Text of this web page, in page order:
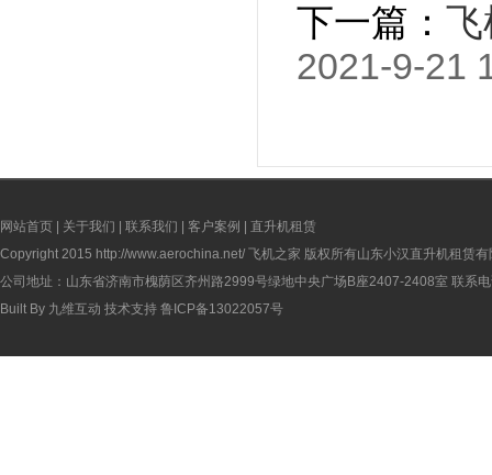
下一篇： 飞
2021-9-21
网站首页 关于我们 联系我们 客户案例
直升机租赁
Copyright 2015 http://www.aerochina.net/ 飞机之家 版权所有山东小汉直升机租赁有
公司地址：山东省济南市槐荫区齐州路2999号绿地中央广场B座2407-2408室 联系
Built By 九维互动 技术支持 鲁ICP备13022057号